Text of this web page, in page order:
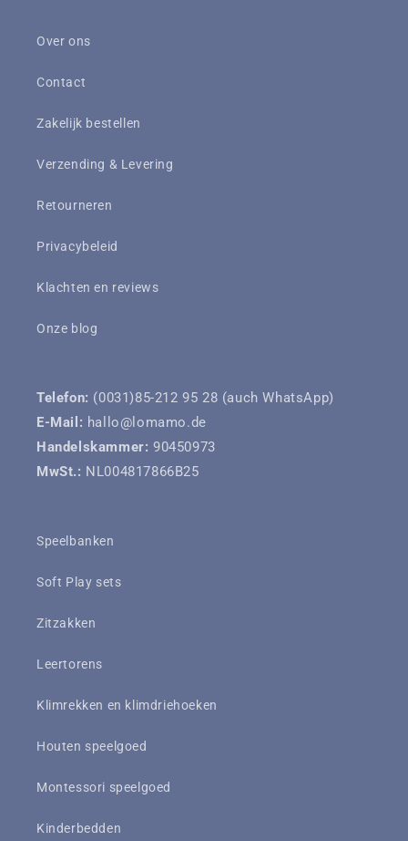
Over ons
Contact
Zakelijk bestellen
Verzending & Levering
Retourneren
Privacybeleid
Klachten en reviews
Onze blog
Telefon: (0031)85-212 95 28 (auch WhatsApp)
E-Mail: hallo@lomamo.de
Handelskammer: 90450973
MwSt.: NL004817866B25
Speelbanken
Soft Play sets
Zitzakken
Leertorens
Klimrekken en klimdriehoeken
Houten speelgoed
Montessori speelgoed
Kinderbedden